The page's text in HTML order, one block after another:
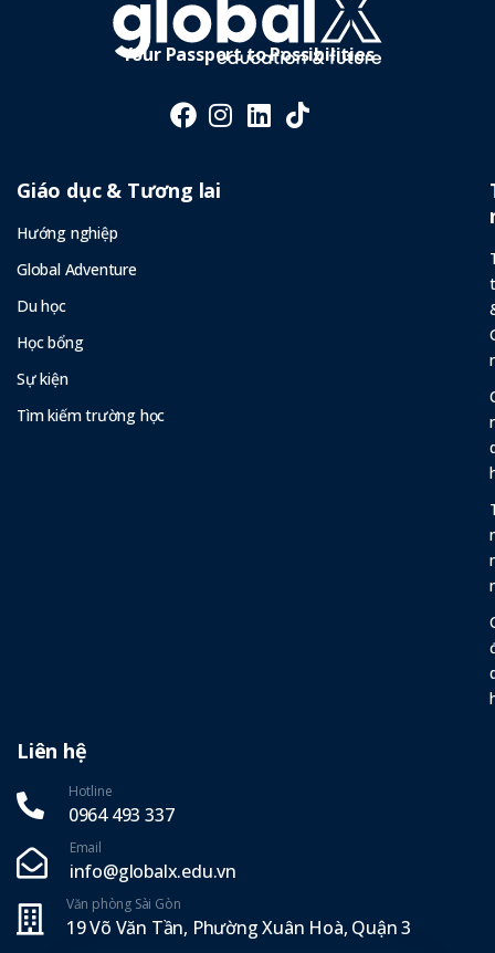
Your Passport to Possibilities
Giáo dục & Tương lai
Hướng nghiệp
Global Adventure
Du học
Học bổng
Sự kiện
Tìm kiếm trường học
Liên hệ
Hotline
0964 493 337‬
Email
info@globalx.edu.vn
Văn phòng Sài Gòn
19 Võ Văn Tần, Phường Xuân Hoà, Quận 3